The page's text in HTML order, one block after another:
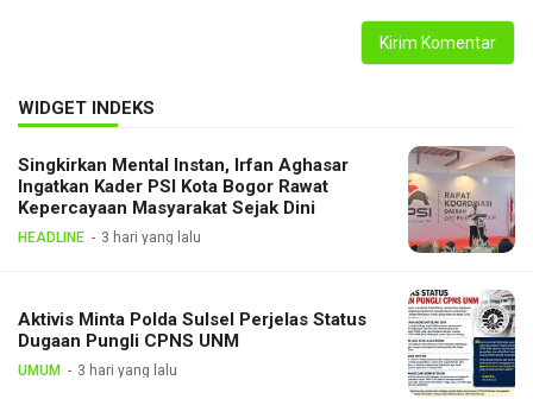
WIDGET INDEKS
Singkirkan Mental Instan, Irfan Aghasar
Ingatkan Kader PSI Kota Bogor Rawat
Kepercayaan Masyarakat Sejak Dini
HEADLINE 3 hari yang lalu
Aktivis Minta Polda Sulsel Perjelas Status
Dugaan Pungli CPNS UNM
UMUM 3 hari yang lalu